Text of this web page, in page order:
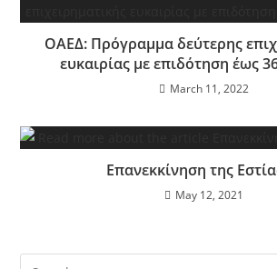
ΟΑΕΔ: Πρόγραμμα δεύτερης
ευκαιρίας με επιδότηση έως
March 11, 2022
Επανεκκίνηση της
May 12, 2021